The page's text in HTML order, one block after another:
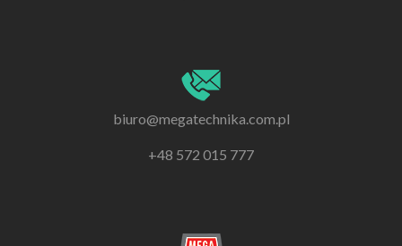
biuro@megatechnika.com.pl
+48 572 015 777